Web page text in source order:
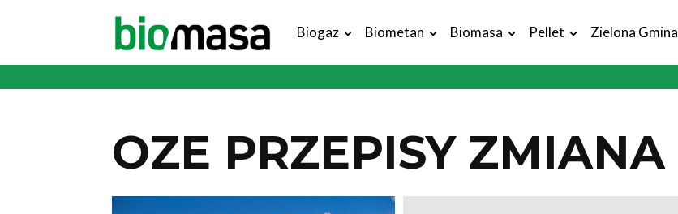
Magazyn
Biogaz Biometan Biomasa Pellet Zielona Gmina
OZE PRZEPISY ZMIANA